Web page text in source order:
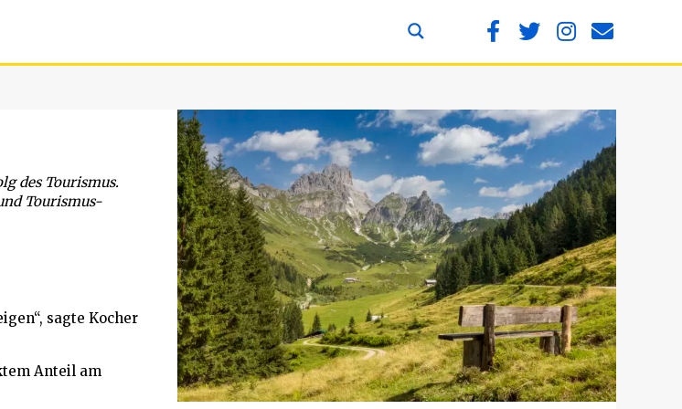
des Tourismus.
Tourismus-
sagte Kocher
Anteil am